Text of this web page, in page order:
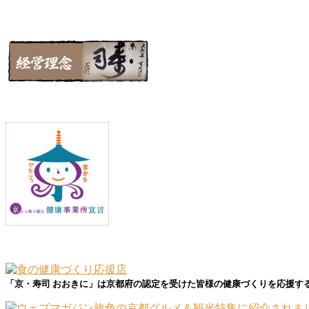
「京・寿司 おおきに」は京都府の認定を受けた皆様の健康づくりを応援す